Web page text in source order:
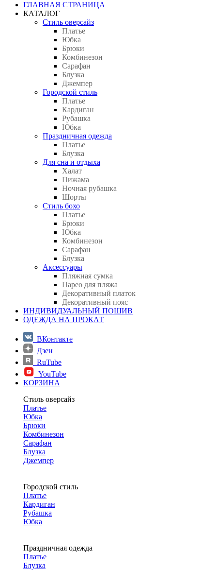
ГЛАВНАЯ СТРАНИЦА
КАТАЛОГ
Стиль оверсайз
Платье
Юбка
Брюки
Комбинезон
Сарафан
Блузка
Джемпер
Городской стиль
Платье
Кардиган
Рубашка
Юбка
Праздничная одежда
Платье
Блузка
Для сна и отдыха
Халат
Пижама
Ночная рубашка
Шорты
Стиль бохо
Платье
Брюки
Юбка
Комбинезон
Сарафан
Блузка
Аксессуары
Пляжная сумка
Парео для пляжа
Декоративный платок
Декоративный пояс
ИНДИВИДУАЛЬНЫЙ ПОШИВ
ОДЕЖДА НА ПРОКАТ
ВКонтакте
Дзен
RuTube
YouTube
КОРЗИНА
Стиль оверсайз
Платье
Юбка
Брюки
Комбинезон
Сарафан
Блузка
Джемпер
Городской стиль
Платье
Кардиган
Рубашка
Юбка
Праздничная одежда
Платье
Блузка